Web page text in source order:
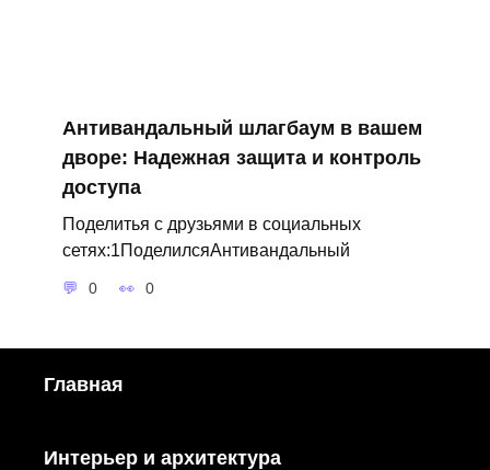
Антивандальный шлагбаум в вашем
дворе: Надежная защита и контроль
доступа
Поделитья с друзьями в социальных
сетях:1ПоделилсяАнтивандальный
0 0
Главная
Интерьер и архитектура